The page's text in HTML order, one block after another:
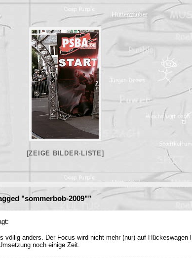
[ZEIGE BILDER-LISTE]
"sommerbob-2009"”
völlig anders. Der Focus wird nicht mehr (nur) auf Hückeswagen
noch einige Zeit.